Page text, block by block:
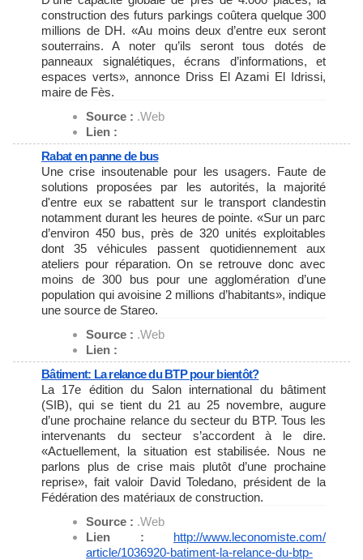
construction des futurs parkings coûtera quelque 300
millions de DH. «Au moins deux d’entre eux seront
souterrains. A noter qu’ils seront tous dotés de
panneaux signalétiques, écrans d’informations, et
espaces verts», annonce Driss El Azami El Idrissi,
maire de Fès.
Source : .Web
Lien :
Rabat en panne de bus
Une crise insoutenable pour les usagers. Faute de
solutions proposées par les autorités, la majorité
d'entre eux se rabattent sur le transport clandestin
notamment durant les heures de pointe. «Sur un parc
d’environ 450 bus, près de 320 unités exploitables
dont 35 véhicules passent quotidiennement aux
ateliers pour réparation. On se retrouve donc avec
moins de 300 bus pour une agglomération d’une
population qui avoisine 2 millions d’habitants», indique
une source de Stareo.
Source : .Web
Lien :
Bâtiment: La relance du BTP pour bientôt?
La 17e édition du Salon international du bâtiment
(SIB), qui se tient du 21 au 25 novembre, augure
d’une prochaine relance du secteur du BTP. Tous les
intervenants du secteur s’accordent à le dire.
«Actuellement, la situation est stabilisée. Nous ne
parlons plus de crise mais plutôt d’une prochaine
reprise», fait valoir David Toledano, président de la
Fédération des matériaux de construction.
Source : .Web
Lien : http://www.leconomiste.com/
article/1036920-batiment-la-relance-du-btp-